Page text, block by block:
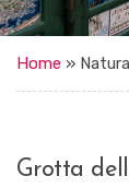
Home »
Grotta